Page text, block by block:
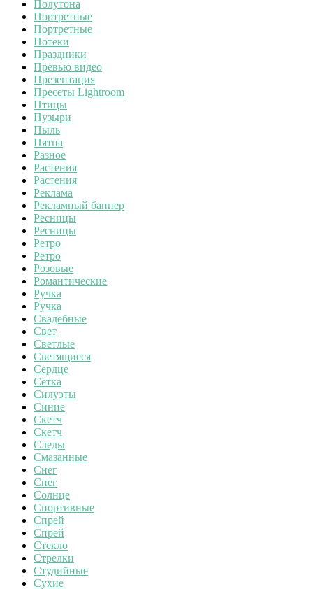
Полутона
Портретные
Портретные
Потеки
Праздники
Превью видео
Презентация
Пресеты Lightroom
Птицы
Пузыри
Пыль
Пятна
Разное
Растения
Растения
Реклама
Рекламный баннер
Ресницы
Ресницы
Ретро
Ретро
Розовые
Романтические
Ручка
Ручка
Свадебные
Свет
Светлые
Светящиеся
Сердце
Сетка
Силуэты
Синие
Скетч
Скетч
Следы
Смазанные
Снег
Снег
Солнце
Спортивные
Спрей
Спрей
Стекло
Стрелки
Студийные
Сухие